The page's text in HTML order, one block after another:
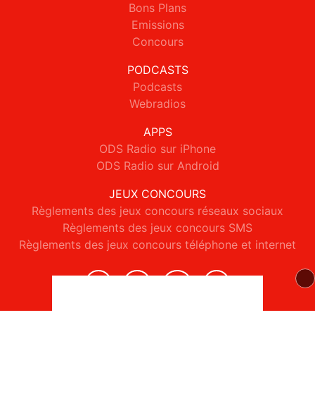
Bons Plans
Emissions
Concours
PODCASTS
Podcasts
Webradios
APPS
ODS Radio sur iPhone
ODS Radio sur Android
JEUX CONCOURS
Règlements des jeux concours réseaux sociaux
Règlements des jeux concours SMS
Règlements des jeux concours téléphone et internet